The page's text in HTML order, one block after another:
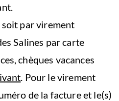
soit par virement
Salines par carte
chèques vacances
. Pour le virement
de la facture et le(s)